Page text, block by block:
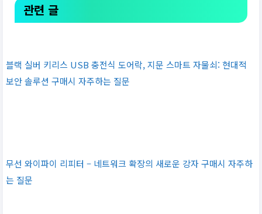
관련 글
블랙 실버 키리스 USB 충전식 도어락, 지문 스마트 자물쇠: 현대적
보안 솔루션 구매시 자주하는 질문
무선 와이파이 리피터 – 네트워크 확장의 새로운 강자 구매시 자주하
는 질문